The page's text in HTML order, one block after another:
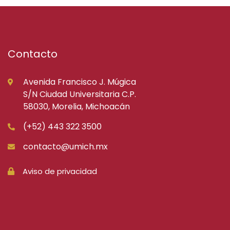
Contacto
Avenida Francisco J. Múgica
S/N Ciudad Universitaria C.P.
58030, Morelia, Michoacán
(+52) 443 322 3500
contacto@umich.mx
Aviso de privacidad